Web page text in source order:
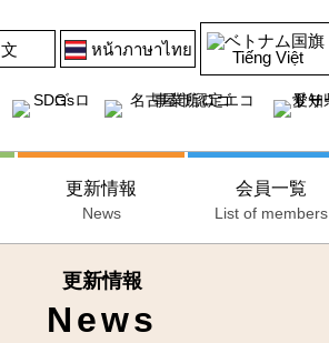
หน้าภาษาไทย Tiếng Việt
更新情報
News
会員一覧
List of members
更新情報
News